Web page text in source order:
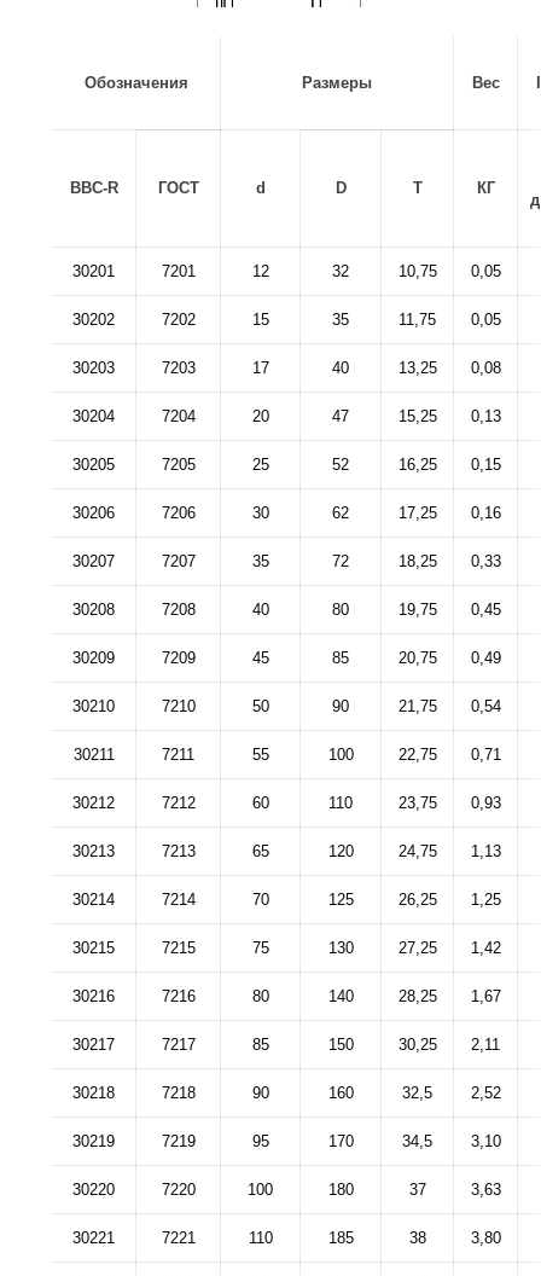
Обозначения Размеры Вес
BBC-R ГОСТ d D T КГ
30201 7201 12 32 10,75 0,05
30202 7202 15 35 11,75 0,05
30203 7203 17 40 13,25 0,08
30204 7204 20 47 15,25 0,13
30205 7205 25 52 16,25 0,15
30206 7206 30 62 17,25 0,16
30207 7207 35 72 18,25 0,33
30208 7208 40 80 19,75 0,45
30209 7209 45 85 20,75 0,49
30210 7210 50 90 21,75 0,54
30211 7211 55 100 22,75 0,71
30212 7212 60 110 23,75 0,93
30213 7213 65 120 24,75 1,13
30214 7214 70 125 26,25 1,25
30215 7215 75 130 27,25 1,42
30216 7216 80 140 28,25 1,67
30217 7217 85 150 30,25 2,11
30218 7218 90 160 32,5 2,52
30219 7219 95 170 34,5 3,10
30220 7220 100 180 37 3,63
30221 7221 110 185 38 3,80